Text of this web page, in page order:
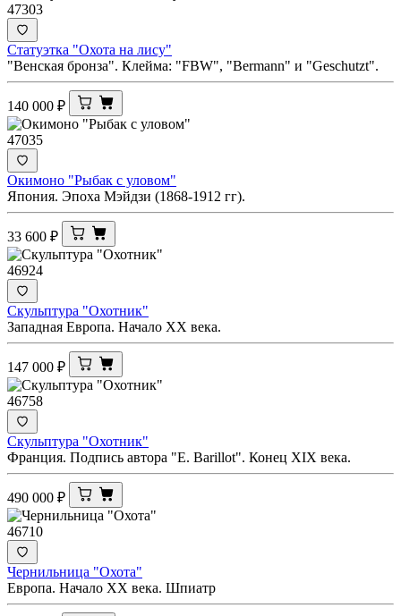
47303
Статуэтка "Охота на лису"
"Венская бронза". Клейма: "FBW", "Bermann" и "Geschutzt".
140 000 ₽
47035
Окимоно "Рыбак с уловом"
Япония. Эпоха Мэйдзи (1868-1912 гг).
33 600 ₽
46924
Скульптура "Охотник"
Западная Европа. Начало ХХ века.
147 000 ₽
46758
Скульптура "Охотник"
Франция. Подпись автора "E. Barillot". Конец XIX века.
490 000 ₽
46710
Чернильница "Охота"
Европа. Начало ХХ века. Шпиатр